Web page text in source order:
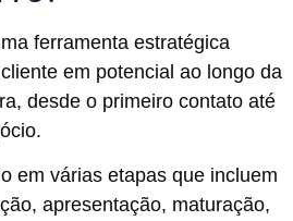
ferramenta estratégica
em potencial ao longo da
desde o primeiro contato até
em várias etapas que incluem
apresentação, maturação,